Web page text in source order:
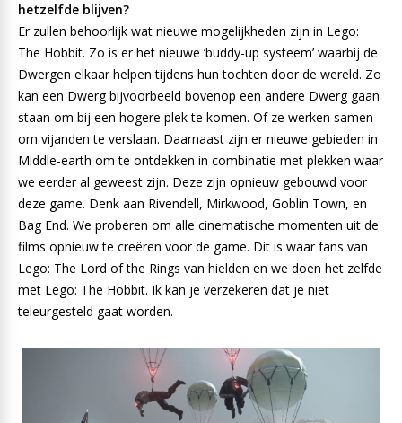
hetzelfde blijven?
Er zullen behoorlijk wat nieuwe mogelijkheden zijn in Lego:
The Hobbit. Zo is er het nieuwe ‘buddy-up systeem’ waarbij de
Dwergen elkaar helpen tijdens hun tochten door de wereld. Zo
kan een Dwerg bijvoorbeeld bovenop een andere Dwerg gaan
staan om bij een hogere plek te komen. Of ze werken samen
om vijanden te verslaan. Daarnaast zijn er nieuwe gebieden in
Middle-earth om te ontdekken in combinatie met plekken waar
we eerder al geweest zijn. Deze zijn opnieuw gebouwd voor
deze game. Denk aan Rivendell, Mirkwood, Goblin Town, en
Bag End. We proberen om alle cinematische momenten uit de
films opnieuw te creëren voor de game. Dit is waar fans van
Lego: The Lord of the Rings van hielden en we doen het zelfde
met Lego: The Hobbit. Ik kan je verzekeren dat je niet
teleurgesteld gaat worden.